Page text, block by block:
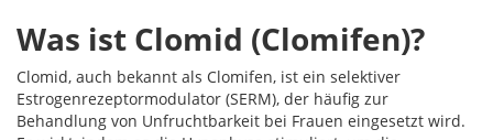
Was ist Clomid (Clomifen)?
Clomid, auch bekannt als Clomifen, ist ein selektiver
Estrogenrezeptormodulator (SERM), der häufig zur
Behandlung von Unfruchtbarkeit bei Frauen eingesetzt wird.